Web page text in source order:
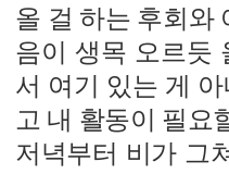
올 걸 하는 후회와
음이 생목 오르듯
서 여기 있는 게
고 내 활동이 필요
저녁부터 비가 그